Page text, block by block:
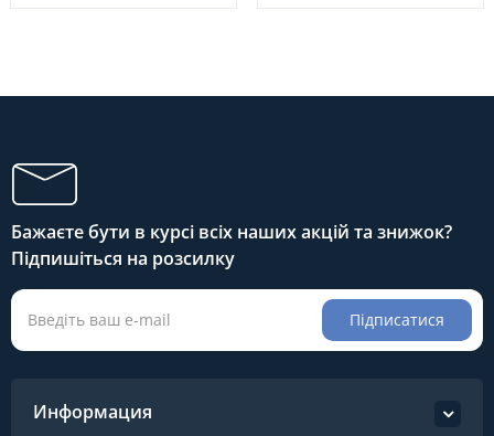
Бажаєте бути в курсі всіх наших акцій та знижок?
Підпишіться на розсилку
Підписатися
Информация